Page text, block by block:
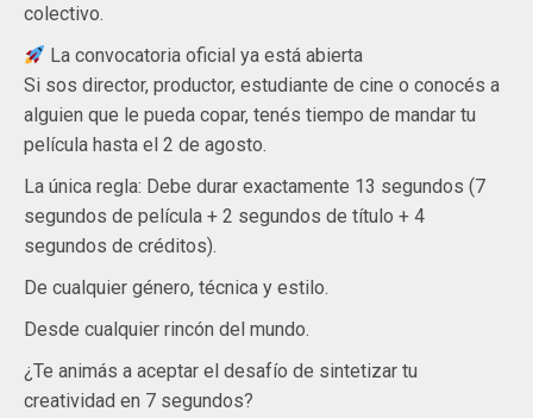
colectivo.
La convocatoria oficial ya está abierta
Si sos director, productor, estudiante de cine o conocés a
alguien que le pueda copar, tenés tiempo de mandar tu
película hasta el 2 de agosto.
La única regla: Debe durar exactamente 13 segundos (7
segundos de película + 2 segundos de título + 4
segundos de créditos).
De cualquier género, técnica y estilo.
Desde cualquier rincón del mundo.
¿Te animás a aceptar el desafío de sintetizar tu
creatividad en 7 segundos?